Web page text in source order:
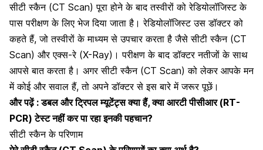
सीटी स्कैन (CT Scan) पूरा होने के बाद तस्वीरों को रेडियोलॉजिस्ट के
पास परीक्षण के लिए भेज दिया जाता है। रेडियोलॉजिस्ट उस डॉक्टर को
कहते हैं, जो तस्वीरों के माध्यम से उपचार करता है जैसे सीटी स्कैन (CT
Scan) और एक्स-रे (X-Ray)। परीक्षण के बाद डॉक्टर नतीजों के साथ
आपसे बात करता है। अगर सीटी स्कैन (CT Scan) को लेकर आपके मन
में कोई और सवाल हैं, तो अपने डॉक्टर से इस बारे में जरूर पूछें।
और पढ़ें :डबल और ट्रिपल म्यूटेंट्स क्या हैं, क्या आरटी पीसीआर (RT-
PCR) टेस्ट नहीं कर पा रहा इनकी पहचान?
सीटी स्कैन के परिणाम